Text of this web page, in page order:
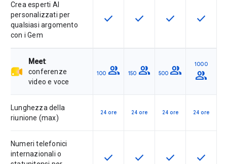
Crea esperti AI
personalizzati per
qualsiasi argomento
con i Gem
Questa funzionalità è disponibile
check Questa funzionalità è
check Questa
check Questa
check
Meet:
conferenze
video e voce
100 group 150 group 500 group 1000
group
Lunghezza della
riunione (max)
24 ore 24 ore 24 ore 24 ore
Numeri telefonici
internazionali o
Questa funzionalità è disponibile
check Questa funzionalità è
check Questa
check Questa
check